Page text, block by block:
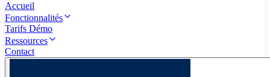
Accueil
Fonctionnalités
Tarifs Démo
Ressources
Contact